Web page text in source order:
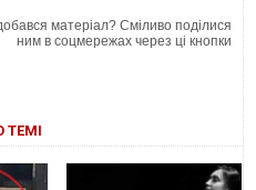
матеріал? Сміливо поділися
ним в соцмережах через ці кнопки
ТЕМІ